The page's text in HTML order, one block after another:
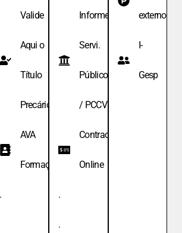
Valide
Aqui o
Título
Precário
AVA
Formação
.
Informe
Servi.
Públicos
/ PCCV
Contracheque
Online
.
.
externo
I-
Gesp